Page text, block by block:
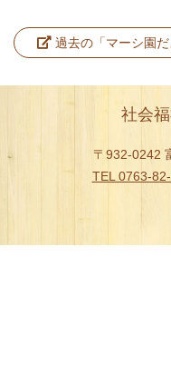
事業報告
お問い合わせ
商品のご紹介
過去の「マーシ園
社会
〒932-0242
TEL 0763-